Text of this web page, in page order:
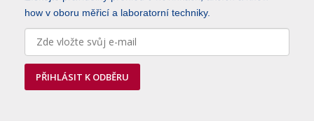
how v oboru měřicí a laboratorní techniky.
PŘIHLÁSIT K ODBĚRU